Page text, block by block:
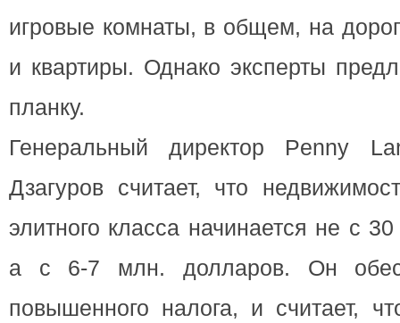
игровые комнаты, в общем, на
и квартиры. Однако эксперты
планку.
Генеральный директор Penny
Дзагуров считает, что
элитного класса начинается не с
а с 6-7 млн. долларов. Он
повышенного налога, и считает,